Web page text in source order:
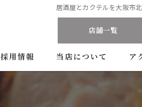
居酒屋とカクテルを大阪市
店舗一覧
採用情報 当店について ア
屯舎